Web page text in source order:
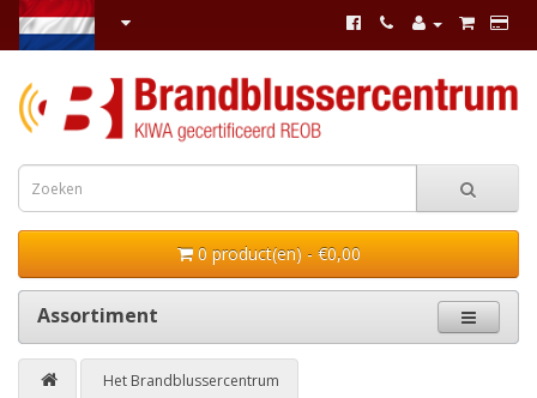
0 product(en) - €0,00
Assortiment
Het Brandblussercentrum